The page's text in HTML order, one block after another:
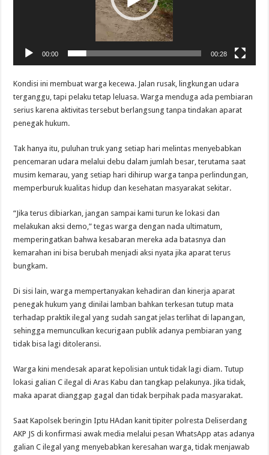
00:00 00:28
Kondisi ini membuat warga kecewa. Jalan rusak, lingkungan udara
terganggu, tapi pelaku tetap leluasa. Warga menduga ada pembiaran
serius karena aktivitas tersebut berlangsung tanpa tindakan aparat
penegak hukum.
Tak hanya itu, puluhan truk yang setiap hari melintas menyebabkan
pencemaran udara melalui debu dalam jumlah besar, terutama saat
musim kemarau, yang setiap hari dihirup warga tanpa perlindungan,
memperburuk kualitas hidup dan kesehatan masyarakat sekitar.
“Jika terus dibiarkan, jangan sampai kami turun ke lokasi dan
melakukan aksi demo,” tegas warga dengan nada ultimatum,
memperingatkan bahwa kesabaran mereka ada batasnya dan
kemarahan ini bisa berubah menjadi aksi nyata jika aparat terus
bungkam.
Di sisi lain, warga mempertanyakan kehadiran dan kinerja aparat
penegak hukum yang dinilai lamban bahkan terkesan tutup mata
terhadap praktik ilegal yang sudah sangat jelas terlihat di lapangan,
sehingga memunculkan kecurigaan publik adanya pembiaran yang
tidak bisa lagi ditoleransi.
Warga kini mendesak aparat kepolisian untuk tidak lagi diam. Tutup
lokasi galian C ilegal di Aras Kabu dan tangkap pelakunya. Jika tidak,
maka aparat dianggap gagal dan tidak berpihak pada masyarakat.
Saat Kapolsek beringin Iptu HAdan kanit tipiter polresta Deliserdang
AKP JS di konfirmasi awak media melalui pesan WhatsApp atas adanya
galian C ilegal yang menyebabkan keresahan warga, tidak menjawab